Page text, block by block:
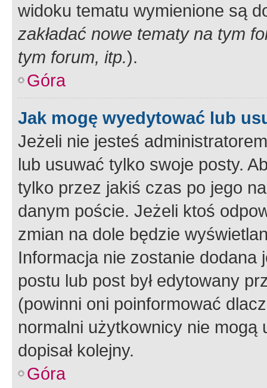
widoku tematu wymienione są
zakładać nowe tematy na tym
tym forum, itp.).
Góra
Jak mogę wyedytować lub
Jeżeli nie jesteś
lub usuwać tylko swoje posty.
tylko przez jakiś czas po jego
danym poście. Jeżeli ktoś
zmian na dole będzie
Informacja nie zostanie dodana
postu lub post był edytowany
(powinni oni poinformować
normalni użytkownicy nie
dopisał kolejny.
Góra